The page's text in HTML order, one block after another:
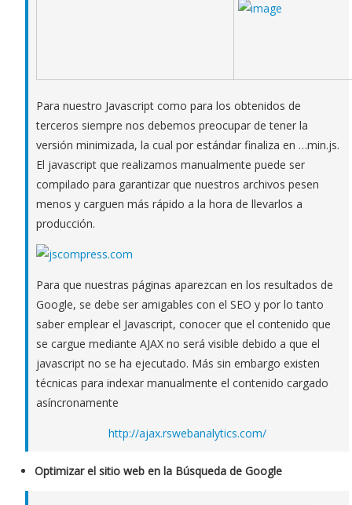
Para nuestro Javascript como para los obtenidos de
terceros siempre nos debemos preocupar de tener la
versión minimizada, la cual por estándar finaliza en …min.js.
El javascript que realizamos manualmente puede ser
compilado para garantizar que nuestros archivos pesen
menos y carguen más rápido a la hora de llevarlos a
producción.
Para que nuestras páginas aparezcan en los resultados de
Google, se debe ser amigables con el SEO y por lo tanto
saber emplear el Javascript, conocer que el contenido que
se cargue mediante AJAX no será visible debido a que el
javascript no se ha ejecutado. Más sin embargo existen
técnicas para indexar manualmente el contenido cargado
asíncronamente
http://ajax.rswebanalytics.com/
Optimizar el sitio web en la Búsqueda de Google